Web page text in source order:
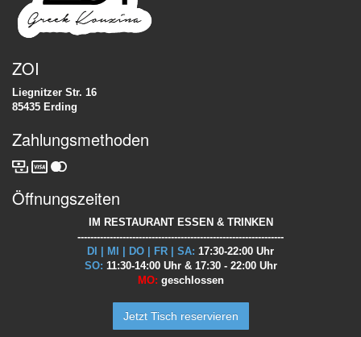
ZOI
Liegnitzer Str. 16
85435 Erding
Zahlungsmethoden
Öffnungszeiten
IM RESTAURANT ESSEN & TRINKEN
----------------------------------------------------------------
DI | MI | DO | FR | SA: 17:30-22:00 Uhr
SO: 11:30-14:00 Uhr & 17:30 - 22:00 Uhr
MO: geschlossen
Jetzt Tisch reservieren